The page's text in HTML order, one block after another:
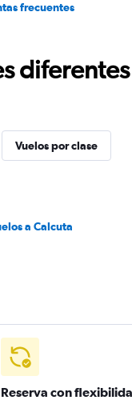
frecuentes
Vuelos por clase
a Calcuta
Reserva con